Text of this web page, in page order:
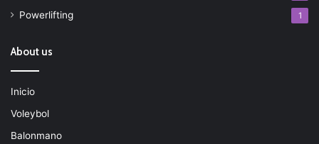
Powerlifting 1
About us
Inicio
Voleybol
Balonmano